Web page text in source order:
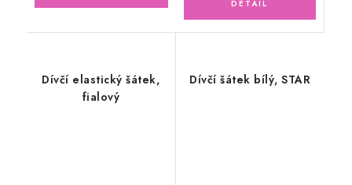
Dívčí elastický šátek,
fialový
Dívčí šátek bílý, STAR